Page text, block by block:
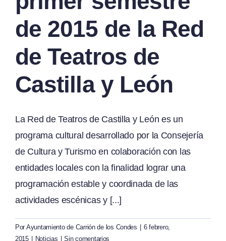
de 2015 de la Red
de Teatros de
Castilla y León
La Red de Teatros de Castilla y León es un
programa cultural desarrollado por la Consejería
de Cultura y Turismo en colaboración con las
entidades locales con la finalidad lograr una
programación estable y coordinada de las
actividades escénicas y [...]
Por Ayuntamiento de Carrión de los Condes
6 febrero,
2015
Noticias
Sin comentarios